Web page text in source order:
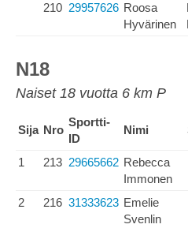
210 29957626 Roosa
Hyvärinen
N18
Naiset 18 vuotta 6 km P
Sija Nro
Sportti-
ID
Nimi
1 213 29665662 Rebecca
Immonen
2 216 31333623 Emelie
Svenlin